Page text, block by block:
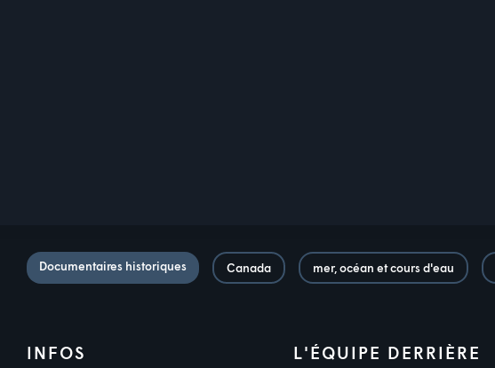
Documentaires historiques Canada mer, océan et cours d'eau
INFOS
L'ÉQUIPE DERRIÈRE